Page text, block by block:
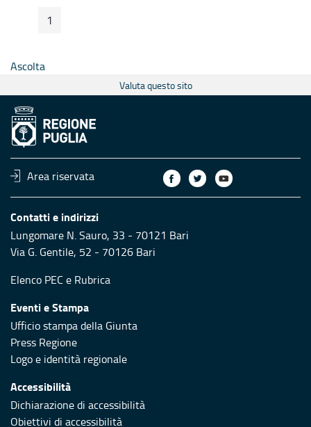
Pagina Precedente
Pagina
1
Ascolta
Valuta questo sito
Area riservata
Contatti e indirizzi
Lungomare N. Sauro, 33 - 70121 Bari
Via G. Gentile, 52 - 70126 Bari
Elenco PEC e Rubrica
Eventi e Stampa
Ufficio stampa della Giunta
Press Regione
Logo e identità regionale
Accessibilità
Dichiarazione di accessibilità
Obiettivi di accessibilità